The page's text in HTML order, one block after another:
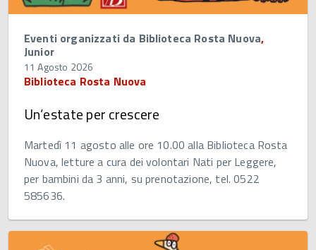
Eventi organizzati da Biblioteca Rosta Nuova,
Junior
11 Agosto 2026
Biblioteca Rosta Nuova
Un’estate per crescere
Martedì 11 agosto alle ore 10.00 alla Biblioteca Rosta
Nuova, letture a cura dei volontari Nati per Leggere,
per bambini da 3 anni, su prenotazione, tel. 0522
585636.